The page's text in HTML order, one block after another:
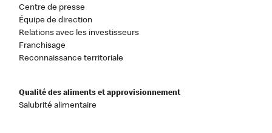
Centre de presse
Équipe de direction
Relations avec les investisseurs
Franchisage
Reconnaissance territoriale
Qualité des aliments et approvisionnement
Salubrité alimentaire